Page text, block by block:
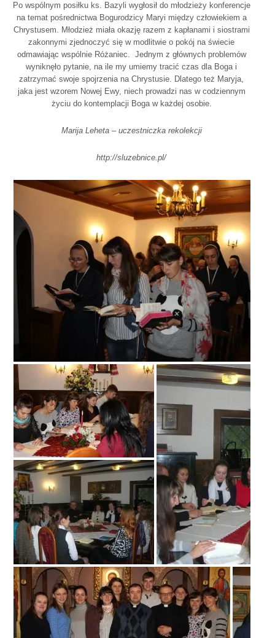
Po wspólnym posiłku ks. Bazyli wygłosił do młodzieży konferencje
na temat pośrednictwa Bogurodzicy Maryi między człowiekiem a
Chrystusem. Młodzież miała okazję razem z kapłanami i siostrami
zakonnymi zjednoczyć się w modlitwie o pokój na świecie
odmawiając wspólnie Różaniec. Jednym z głównych problemów
wyniknęło pytanie, na ile my umiemy tracić czas dla Boga i
zatrzymać swoje spojrzenia na Chrystusie. Dlatego też Maryja,
jaka jest wzorem Nowej Ewy, niech prowadzi nas w codziennym
życiu do kontemplacji Boga w każdej osobie.
Marija Leheta – uczestniczka rekolekcji
http://sluzebnice.pl/